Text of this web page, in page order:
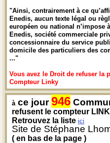
"Ainsi, contrairement à ce
Enedis, aucun texte légal ou
européen ou national n’impose à
Enedis, société commerciale
concessionnaire du service
domicile des particuliers des
..."
Vous avez le Droit de refuser la
Compteur Linky
à ce jour946
refusent le compteur
Retrouvez la liste ici
Site de Stéphane
( en bas de la page )